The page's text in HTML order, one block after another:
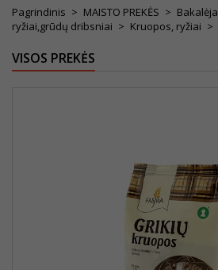
Pagrindinis MAISTO PREKĖS Bakalėja
ryžiai,grūdų dribsniai
Kruopos, ryžiai
VISOS PREKĖS